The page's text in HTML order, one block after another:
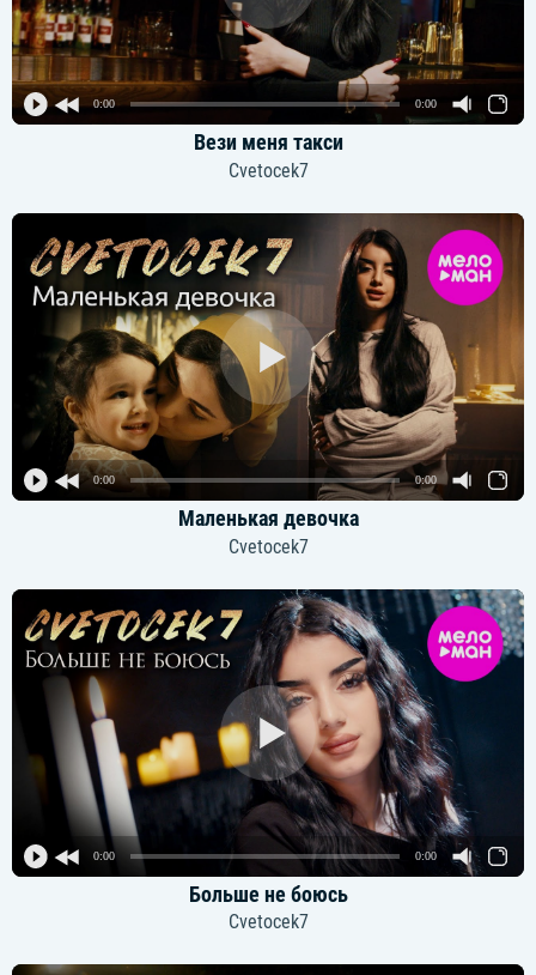
0:00 0:00
Вези меня такси
Cvetocek7
0:00 0:00
Маленькая девочка
Cvetocek7
0:00 0:00
Больше не боюсь
Cvetocek7